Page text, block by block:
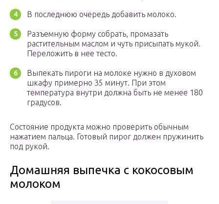
В последнюю очередь добавить молоко.
Разъемную форму собрать, промазать
растительным маслом и чуть присыпать мукой.
Переложить в нее тесто.
Выпекать пироги на молоке нужно в духовом
шкафу примерно 35 минут. При этом
температура внутри должна быть не менее 180
градусов.
Состояние продукта можно проверить обычным
нажатием пальца. Готовый пирог должен пружинить
под рукой.
Домашняя выпечка с кокосовым
молоком